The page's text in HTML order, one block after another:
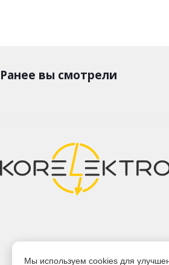
Ранее вы смотрели
Мы используем cookies для